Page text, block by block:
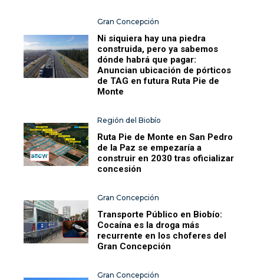
Gran Concepción
Ni siquiera hay una piedra
construida, pero ya sabemos
dónde habrá que pagar:
Anuncian ubicación de pórticos
de TAG en futura Ruta Pie de
Monte
Región del Biobío
Ruta Pie de Monte en San Pedro
de la Paz se empezaría a
construir en 2030 tras oficializar
concesión
Gran Concepción
Transporte Público en Biobío:
Cocaína es la droga más
recurrente en los choferes del
Gran Concepción
Gran Concepción